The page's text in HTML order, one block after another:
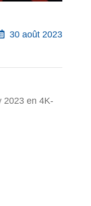
30 août 2023
2023 en 4K-